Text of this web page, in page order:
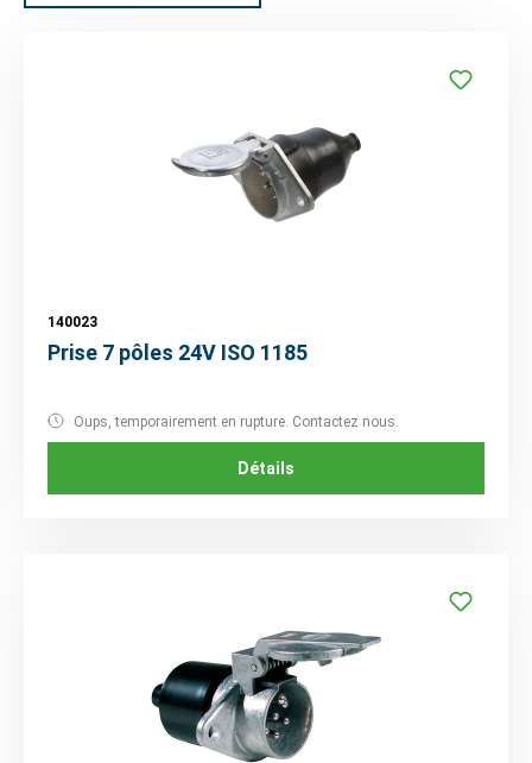
140023
Prise 7 pôles 24V ISO 1185
Oups, temporairement en rupture. Contactez nous.
Détails